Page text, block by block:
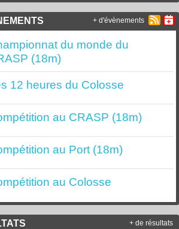
du monde du
(18m)
12 heures du Colosse
au CRASP (18m)
au Port (18m)
au Colosse
+ d'évènements
+ de résultats